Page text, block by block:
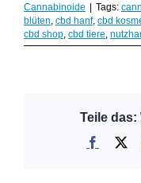
Cannabinoide | Tags:
blüten, cbd hanf, cbd
cbd shop, cbd tiere,
Teile das: